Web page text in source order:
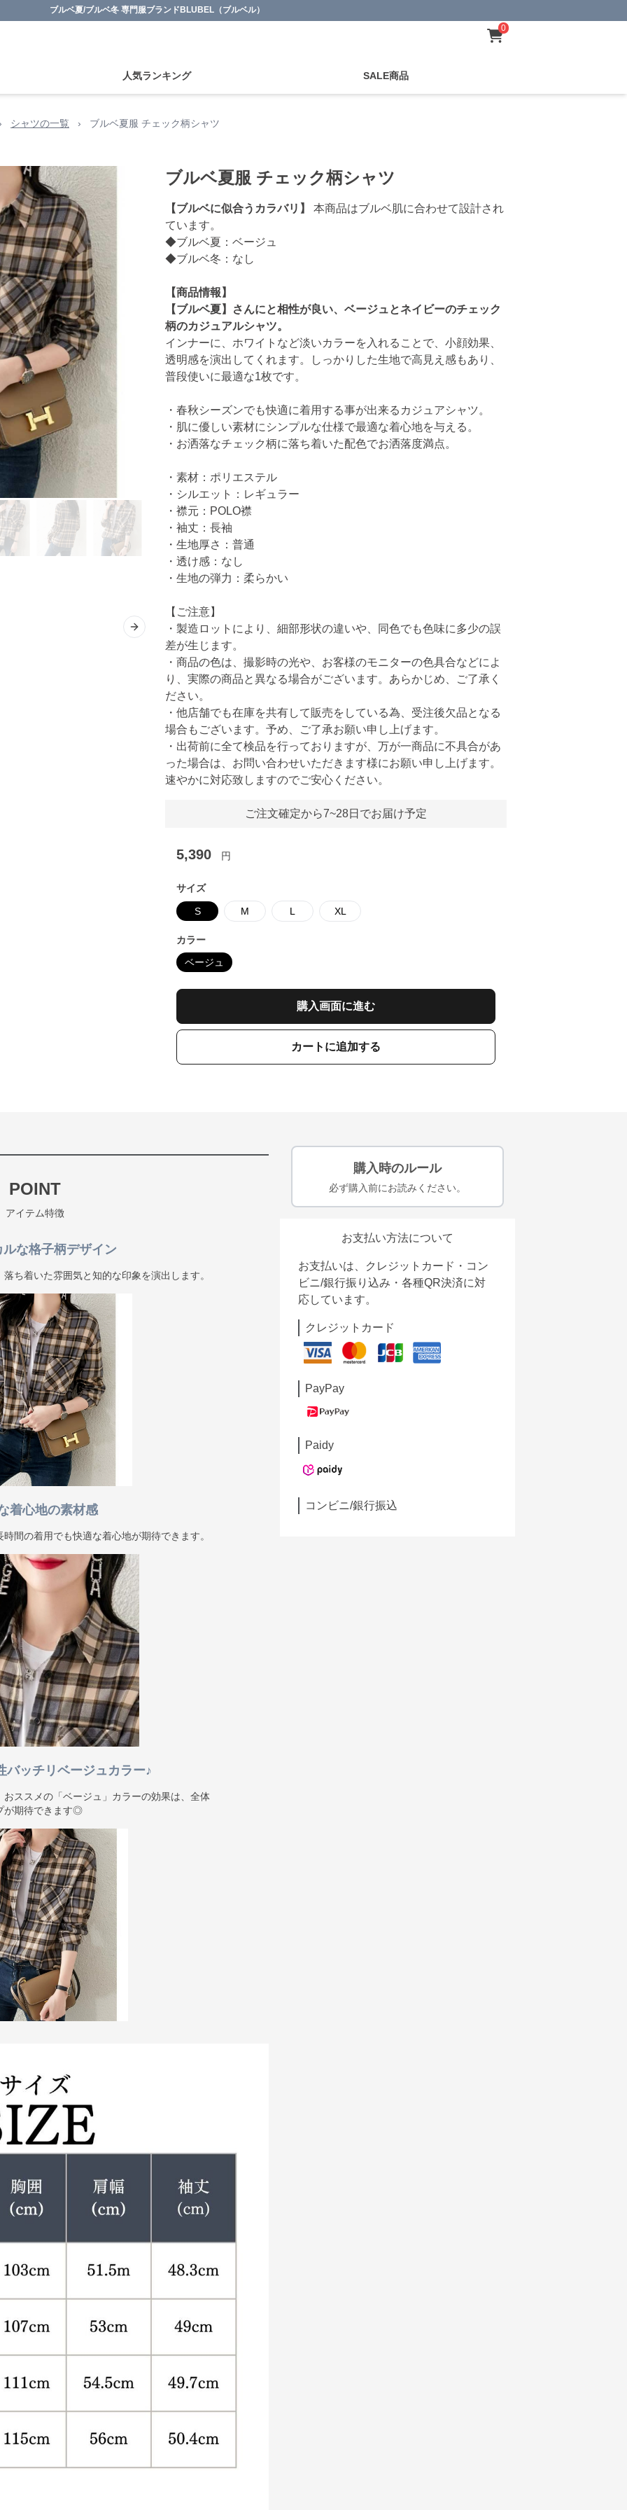
ブルベ夏/ブルベ冬 専門服ブランドBLUBEL（ブルベル）
0
人気ランキング SALE商品
› シャツの一覧 › ブルベ夏服 チェック柄シャツ
Next slide
ブルベ夏服 チェック柄シャツ
【ブルベに似合うカラバリ】
本商品はブルベ肌に合わせて設計され
ています。
◆ブルベ夏：ベージュ
◆ブルベ冬：なし
【商品情報】
【ブルベ夏】さんにと相性が良い、ベージュとネイビーのチェック
柄のカジュアルシャツ。
インナーに、ホワイトなど淡いカラーを入れることで、小顔効果、
透明感を演出してくれます。しっかりした生地で高見え感もあり、
普段使いに最適な1枚です。
・春秋シーズンでも快適に着用する事が出来るカジュアシャツ。
・肌に優しい素材にシンプルな仕様で最適な着心地を与える。
・お洒落なチェック柄に落ち着いた配色でお洒落度満点。
・素材：ポリエステル
・シルエット：レギュラー
・襟元：POLO襟
・袖丈：長袖
・生地厚さ：普通
・透け感：なし
・生地の弾力：柔らかい
【ご注意】
・製造ロットにより、細部形状の違いや、同色でも色味に多少の誤
差が生じます。
・商品の色は、撮影時の光や、お客様のモニターの色具合などによ
り、実際の商品と異なる場合がございます。あらかじめ、ご了承く
ださい。
・他店舗でも在庫を共有して販売をしている為、受注後欠品となる
場合もございます。予め、ご了承お願い申し上げます。
・出荷前に全て検品を行っておりますが、万が一商品に不具合があ
った場合は、お問い合わせいただきます様にお願い申し上げます。
速やかに対応致しますのでご安心ください。
ご注文確定から7~28日でお届け予定
5,390 円
サイズ
S M L XL
カラー
ベージュ
購入画面に進む
カートに追加する
POINT
アイテム特徴
ルな格子柄デザイン
ち着いた雰囲気と知的な印象を演出します。
着心地の素材感
間の着用でも快適な着心地が期待できます。
バッチリベージュカラー♪
おススメの「ベージュ」カラーの効果は、全体
が期待できます◎
購入時のルール
必ず購入前にお読みください。
お支払い方法について
お支払いは、クレジットカード・コン
ビニ/銀行振り込み・各種QR決済に対
応しています。
クレジットカード
PayPay
Paidy
コンビニ/銀行振込